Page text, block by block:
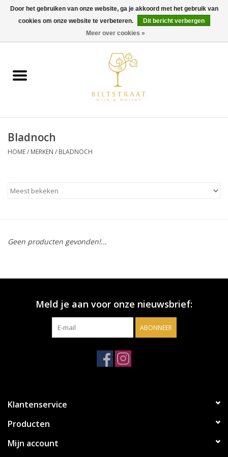
0 Artikelen - €0,00
Wijn
Gin & Tonic
Gedestilleerd
Accessoires
Relatiegeschenken
Bladnoch
HOME/ MERKEN / BLADNOCH
Geen producten gevonden!...
Meld je aan voor onze nieuwsbrief:
ABONNEER
Klantenservice
Producten
Mijn account
Door het gebruiken van onze website, ga je akkoord met het gebruik van
cookies om onze website te verbeteren.
Dit bericht verbergen
Meer over cookies »